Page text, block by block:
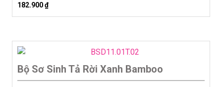
182.900₫
Bộ Sơ Sinh Tả Rời Xanh Bamboo